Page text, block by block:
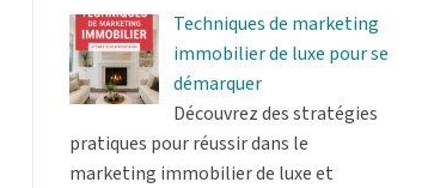
Techniques de marketing
immobilier de luxe pour se
démarquer
Découvrez des stratégies
pratiques pour réussir dans le
marketing immobilier de luxe et